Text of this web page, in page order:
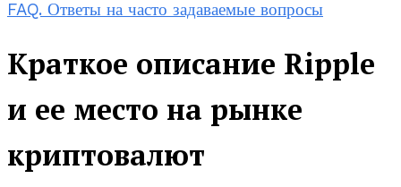
FAQ. Ответы на часто задаваемые вопросы
Краткое описание Ripple
и ее место на рынке
криптовалют